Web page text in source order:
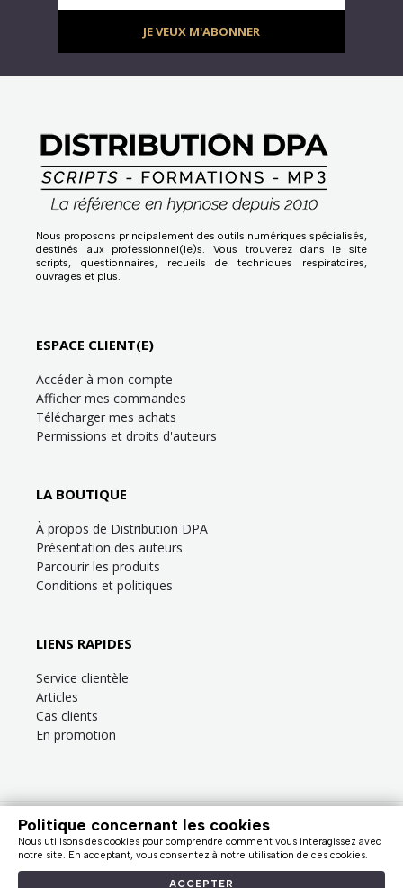
JE VEUX M'ABONNER
Nous proposons principalement des outils numériques spécialisés,
destinés aux professionnel(le)s. Vous trouverez dans le site
scripts, questionnaires, recueils de techniques respiratoires,
ouvrages et plus.
ESPACE CLIENT(E)
Accéder à mon compte
Afficher mes commandes
Télécharger mes achats
Permissions et droits d'auteurs
LA BOUTIQUE
À propos de Distribution DPA
Présentation des auteurs
Parcourir les produits
Conditions et politiques
LIENS RAPIDES
Service clientèle
Articles
Cas clients
En promotion
Besoin d’aide?Consultez laFAQ ou la section Service clientèle
Nous facturons en dollars canadiens (taxes en sus). |
© Distribution DPA, 2009 - 2026
Politique concernant les cookies
Nous utilisons des cookies pour comprendre comment vous interagissez avec
notre site. En acceptant, vous consentez à notre utilisation de ces cookies.
ACCEPTER